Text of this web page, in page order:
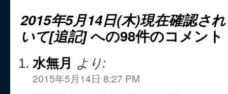
2015年5月14日(木)現在確認さ
いて[追記]への98件のコメント
水無月 より:
2015年5月14日 8:27 PM